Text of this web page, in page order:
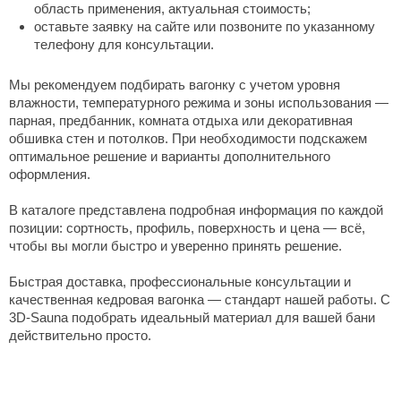
область применения, актуальная стоимость;
оставьте заявку на сайте или позвоните по указанному
телефону для консультации.
Мы рекомендуем подбирать вагонку с учетом уровня
влажности, температурного режима и зоны использования —
парная, предбанник, комната отдыха или декоративная
обшивка стен и потолков. При необходимости подскажем
оптимальное решение и варианты дополнительного
оформления.
В каталоге представлена подробная информация по каждой
позиции: сортность, профиль, поверхность и цена — всё,
чтобы вы могли быстро и уверенно принять решение.
Быстрая доставка, профессиональные консультации и
качественная кедровая вагонка — стандарт нашей работы. С
3D-Sauna подобрать идеальный материал для вашей бани
действительно просто.